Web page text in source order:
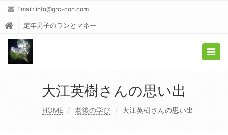
Email: info@grc-con.com
定年男子のランとマネー
大江英樹さんの思い出
HOME 老後の学び 大江英樹さんの思い出